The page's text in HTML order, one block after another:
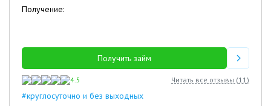
Получение:
Получить займ
4.5 Читать все отзывы (11)
#круглосуточно и без выходных